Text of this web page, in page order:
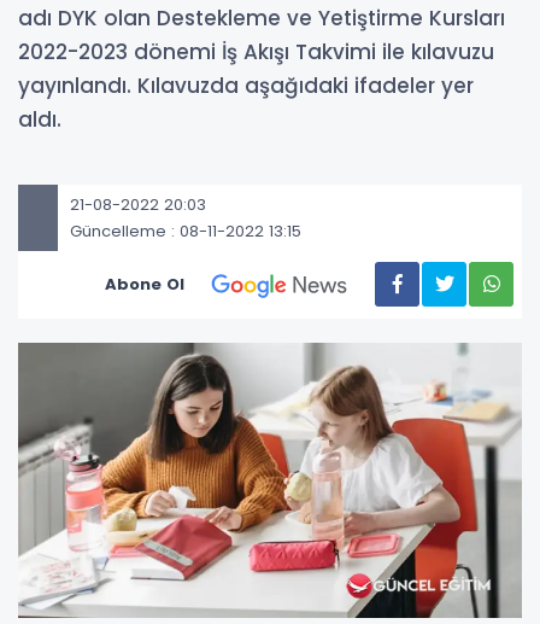
adı DYK olan Destekleme ve Yetiştirme Kursları
2022-2023 dönemi İş Akışı Takvimi ile kılavuzu
yayınlandı. Kılavuzda aşağıdaki ifadeler yer
aldı.
21-08-2022 20:03
Güncelleme : 08-11-2022 13:15
Abone Ol